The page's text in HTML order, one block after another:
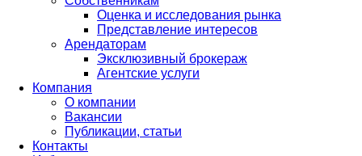
Оценка и исследования рынка
Представление интересов
Арендаторам
Эксклюзивный брокераж
Агентские услуги
Компания
О компании
Вакансии
Публикации, статьи
Контакты